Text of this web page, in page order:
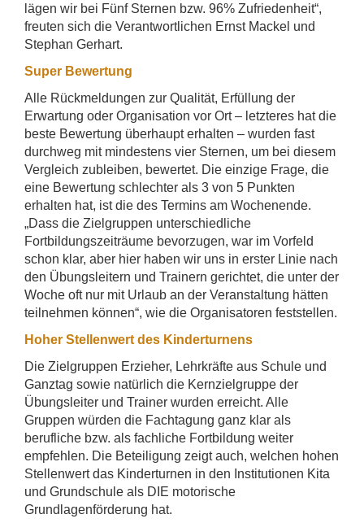
lägen wir bei Fünf Sternen bzw. 96% Zufriedenheit“,
freuten sich die Verantwortlichen Ernst Mackel und
Stephan Gerhart.
Super Bewertung
Alle Rückmeldungen zur Qualität, Erfüllung der
Erwartung oder Organisation vor Ort – letzteres hat die
beste Bewertung überhaupt erhalten – wurden fast
durchweg mit mindestens vier Sternen, um bei diesem
Vergleich zubleiben, bewertet. Die einzige Frage, die
eine Bewertung schlechter als 3 von 5 Punkten
erhalten hat, ist die des Termins am Wochenende.
„Dass die Zielgruppen unterschiedliche
Fortbildungszeiträume bevorzugen, war im Vorfeld
schon klar, aber hier haben wir uns in erster Linie nach
den Übungsleitern und Trainern gerichtet, die unter der
Woche oft nur mit Urlaub an der Veranstaltung hätten
teilnehmen können“, wie die Organisatoren feststellen.
Hoher Stellenwert des Kinderturnens
Die Zielgruppen Erzieher, Lehrkräfte aus Schule und
Ganztag sowie natürlich die Kernzielgruppe der
Übungsleiter und Trainer wurden erreicht. Alle
Gruppen würden die Fachtagung ganz klar als
berufliche bzw. als fachliche Fortbildung weiter
empfehlen. Die Beteiligung zeigt auch, welchen hohen
Stellenwert das Kinderturnen in den Institutionen Kita
und Grundschule als DIE motorische
Grundlagenförderung hat.